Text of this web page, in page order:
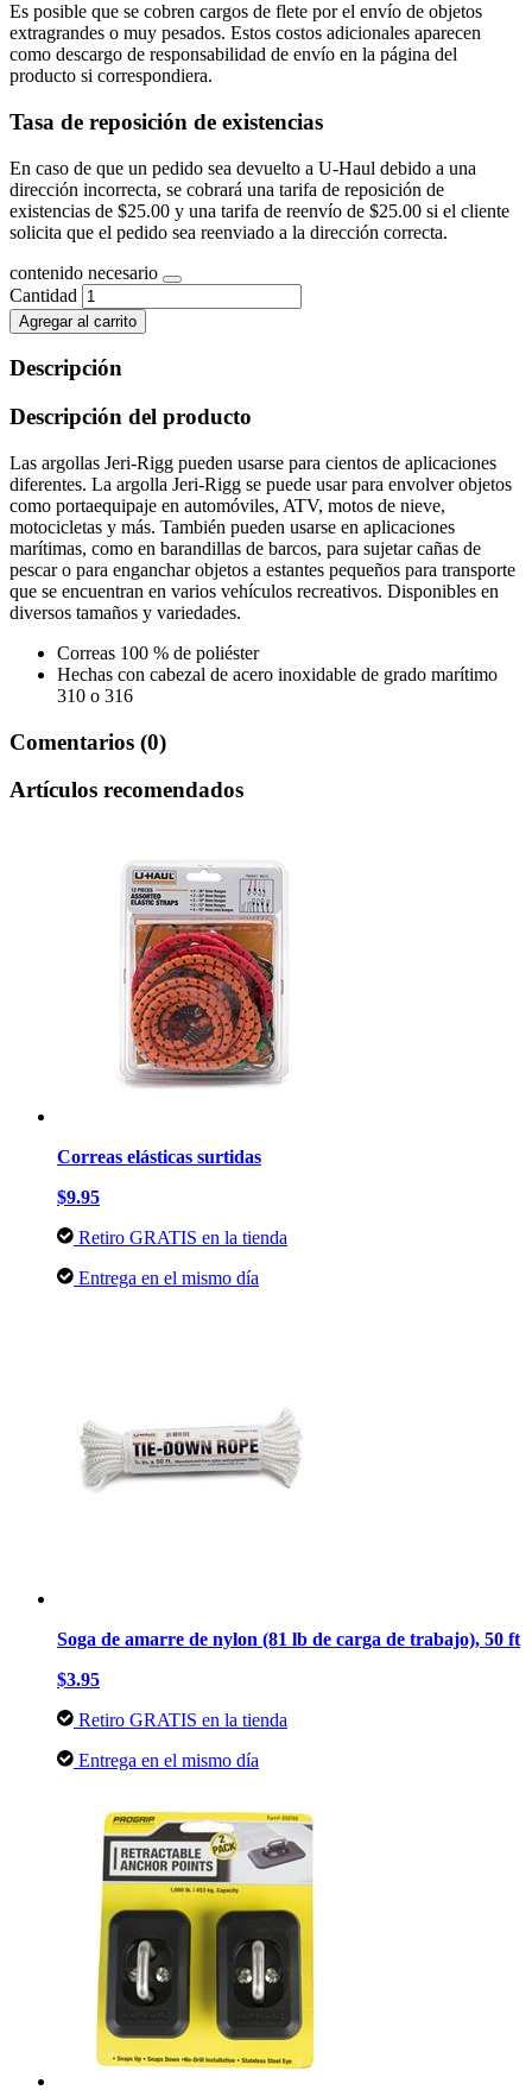
Es posible que se cobren cargos de flete por el envío de objetos
extragrandes o muy pesados. Estos costos adicionales aparecen
como descargo de responsabilidad de envío en la página del
producto si correspondiera.
Tasa de reposición de existencias
En caso de que un pedido sea devuelto a U-Haul debido a una
dirección incorrecta, se cobrará una tarifa de reposición de
existencias de $25.00 y una tarifa de reenvío de $25.00 si el cliente
solicita que el pedido sea reenviado a la dirección correcta.
contenido necesario
Cantidad
Agregar al carrito
Descripción
Descripción del producto
Las argollas Jeri-Rigg pueden usarse para cientos de aplicaciones
diferentes. La argolla Jeri-Rigg se puede usar para envolver objetos
como portaequipaje en automóviles, ATV, motos de nieve,
motocicletas y más. También pueden usarse en aplicaciones
marítimas, como en barandillas de barcos, para sujetar cañas de
pescar o para enganchar objetos a estantes pequeños para transporte
que se encuentran en varios vehículos recreativos. Disponibles en
diversos tamaños y variedades.
Correas 100 % de poliéster
Hechas con cabezal de acero inoxidable de grado marítimo
310 o 316
Comentarios (0)
Artículos recomendados
Correas elásticas surtidas
$9.95
Retiro GRATIS en la tienda
Entrega en el mismo día
Soga de amarre de nylon (81 lb de carga de trabajo), 50 ft
$3.95
Retiro GRATIS en la tienda
Entrega en el mismo día